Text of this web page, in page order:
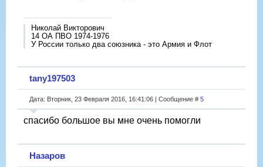
Николай Викторович
14 ОА ПВО 1974-1976
У России только два союзника - это Армия и Флот
tany197503
Дата: Вторник, 23 Февраля 2016, 16:41:06 | Сообщение # 5
спасибо большое вы мне очень помогли
Назаров